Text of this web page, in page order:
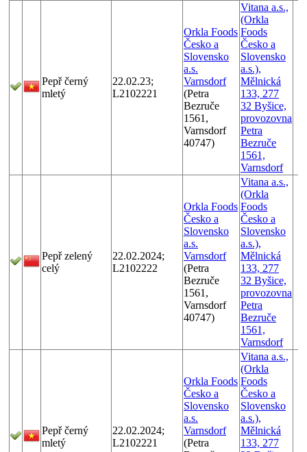
Pepř černý
mletý
22.02.23;
L2102221
Orkla Foods
Česko a
Slovensko
a.s.
Varnsdorf
(Petra
Bezruče
1561,
Varnsdorf
40747)
Vitana a.s.,
(Orkla
Foods
Česko a
Slovensko
a.s.),
Mělnická
133, 277
32 Byšice,
provozovna
Petra
Bezruče
1561,
Varnsdorf
Pepř zelený
celý
22.02.2024;
L2102222
Orkla Foods
Česko a
Slovensko
a.s.
Varnsdorf
(Petra
Bezruče
1561,
Varnsdorf
40747)
Vitana a.s.,
(Orkla
Foods
Česko a
Slovensko
a.s.),
Mělnická
133, 277
32 Byšice,
provozovna
Petra
Bezruče
1561,
Varnsdorf
Pepř černý
mletý
22.02.2024;
L2102221
Orkla Foods
Česko a
Slovensko
a.s.
Varnsdorf
(Petra
Vitana a.s.,
(Orkla
Foods
Česko a
Slovensko
a.s.),
Mělnická
133, 277